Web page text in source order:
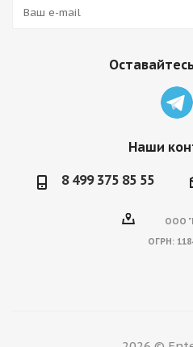
Наши
8 499 375 85 55
ООО
ОГРН: